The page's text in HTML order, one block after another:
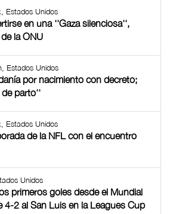
Estados Unidos
en una ''Gaza silenciosa'',
la ONU
Estados Unidos
por nacimiento con decreto;
parto''
Estados Unidos
de la NFL con el encuentro
Unidos
primeros goles desde el Mundial
4-2 al San Luis en la Leagues Cup